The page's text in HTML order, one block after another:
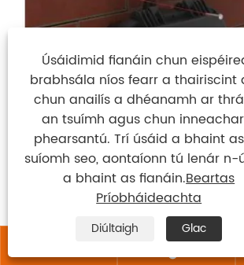
Úsáidimid fianáin chun
brabhsála níos fearr a thairiscint
chun anailís a dhéanamh ar
an tsuímh agus chun
phearsantú. Trí úsáid a bhaint
suíomh seo, aontaíonn tú lenár n-
a bhaint as fianáin.Beartas
Príobháideachta
Diúltaigh Glac